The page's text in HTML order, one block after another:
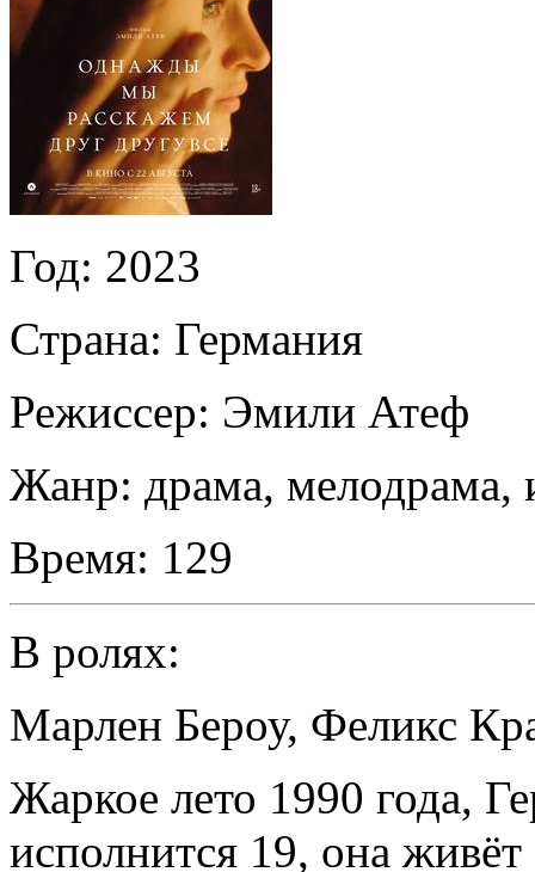
Год: 2023
Страна: Германия
Режиссер: Эмили Атеф
Жанр: драма, мелодрама,
Время: 129
В ролях:
Марлен Бероу, Феликс
Жаркое лето 1990 года,
исполнится 19, она